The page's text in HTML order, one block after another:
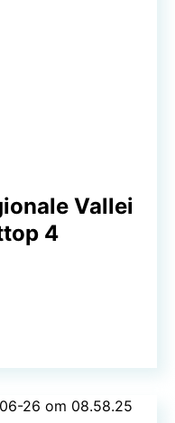
Vallei
4